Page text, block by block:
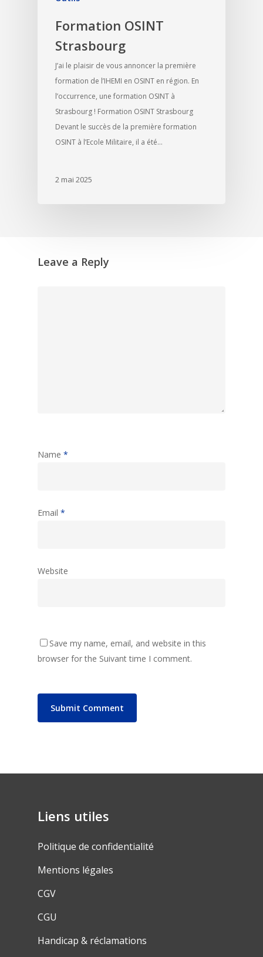
Formation OSINT
Strasbourg
J’ai le plaisir de vous annoncer la première
formation de l’IHEMI en OSINT en région. En
l’occurrence, une formation OSINT à
Strasbourg ! Formation OSINT Strasbourg
Devant le succès de la première formation
OSINT à l’Ecole Militaire, il a été…
2 mai 2025
Leave a Reply
Name *
Email *
Website
Save my name, email, and website in this
browser for the Suivant time I comment.
Liens utiles
Politique de confidentialité
Mentions légales
CGV
CGU
Handicap & réclamations